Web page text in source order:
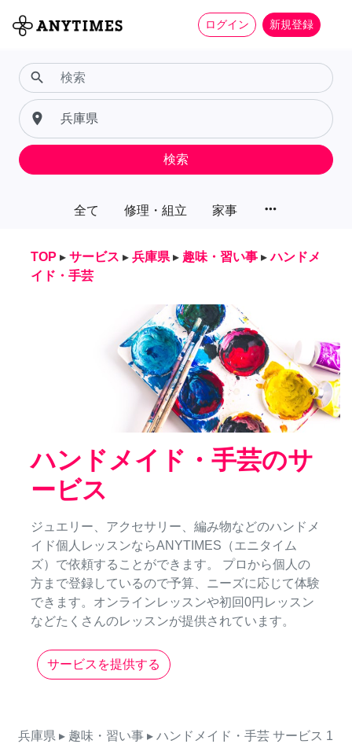
ログイン 新規登録
全て 修理・組立 家事 more_horiz
search
place
検索
TOP ▸ サービス ▸ 兵庫県 ▸ 趣味・習い事 ▸ ハンドメ
イド・手芸
ハンドメイド・手芸のサ
ービス
ジュエリー、アクセサリー、編み物などのハンドメ
イド個人レッスンならANYTIMES（エニタイム
ズ）で依頼することができます。 プロから個人の
方まで登録しているので予算、ニーズに応じて体験
できます。オンラインレッスンや初回0円レッスン
などたくさんのレッスンが提供されています。
サービスを提供する
兵庫県 ▸ 趣味・習い事 ▸ ハンドメイド・手芸 サービス 1